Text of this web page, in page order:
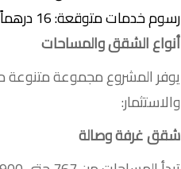
رسوم خدمات متوقعة: 16 درهماً للقدم المربع
أنواع الشقق والمساحات
يوفر المشروع مجموعة متنوعة
والاستثمار:
شقق غرفة وصالة